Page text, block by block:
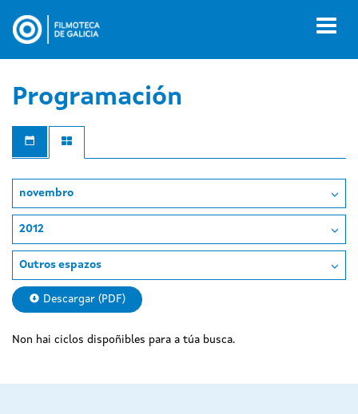
contido
Programación
novembro
2012
Outros espazos
Descargar (PDF)
Non hai ciclos dispoñibles para a túa busca.